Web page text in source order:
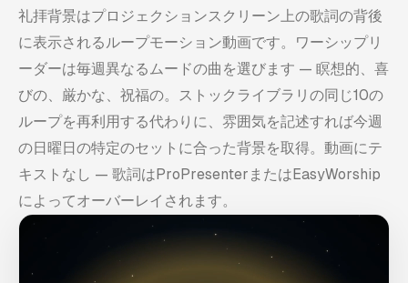
礼拝背景はプロジェクションスクリーン上の歌詞の背後
に表示されるループモーション動画です。ワーシップリ
ーダーは毎週異なるムードの曲を選びます — 瞑想的、喜
びの、厳かな、祝福の。ストックライブラリの同じ10の
ループを再利用する代わりに、雰囲気を記述すれば今週
の日曜日の特定のセットに合った背景を取得。動画にテ
キストなし — 歌詞はProPresenterまたはEasyWorship
によってオーバーレイされます。